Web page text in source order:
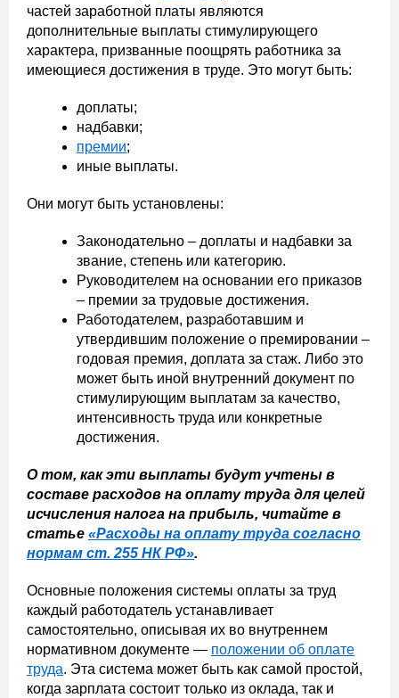
частей заработной платы являются
дополнительные выплаты стимулирующего
характера, призванные поощрять работника за
имеющиеся достижения в труде. Это могут быть:
доплаты;
надбавки;
премии;
иные выплаты.
Они могут быть установлены:
Законодательно – доплаты и надбавки за
звание, степень или категорию.
Руководителем на основании его приказов
– премии за трудовые достижения.
Работодателем, разработавшим и
утвердившим положение о премировании –
годовая премия, доплата за стаж. Либо это
может быть иной внутренний документ по
стимулирующим выплатам за качество,
интенсивность труда или конкретные
достижения.
О том, как эти выплаты будут учтены в
составе расходов на оплату труда для целей
исчисления налога на прибыль, читайте в
статье «Расходы на оплату труда согласно
нормам ст. 255 НК РФ».
Основные положения системы оплаты за труд
каждый работодатель устанавливает
самостоятельно, описывая их во внутреннем
нормативном документе — положении об оплате
труда. Эта система может быть как самой простой,
когда зарплата состоит только из оклада, так и